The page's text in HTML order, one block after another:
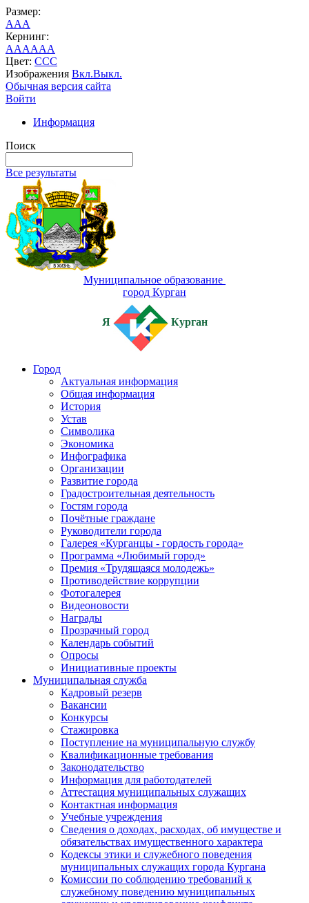
Размер:
AAA
Кернинг:
AAAAAA
Цвет: CCC
Изображения Вкл.Выкл.
Обычная версия сайта
Войти
Информация
Поиск
Все результаты
Муниципальное образование
город Курган
Я Курган
Город
Актуальная информация
Общая информация
История
Устав
Символика
Экономика
Инфографика
Организации
Развитие города
Градостроительная деятельность
Гостям города
Почётные граждане
Руководители города
Галерея «Курганцы - гордость города»
Программа «Любимый город»
Премия «Трудящаяся молодежь»
Противодействие коррупции
Фотогалерея
Видеоновости
Награды
Прозрачный город
Календарь событий
Опросы
Инициативные проекты
Муниципальная служба
Кадровый резерв
Вакансии
Конкурсы
Стажировка
Поступление на муниципальную службу
Квалификационные требования
Законодательство
Информация для работодателей
Аттестация муниципальных служащих
Контактная информация
Учебные учреждения
Сведения о доходах, расходах, об имуществе и
обязательствах имущественного характера
Кодексы этики и служебного поведения
муниципальных служащих города Кургана
Комиссии по соблюдению требований к
служебному поведению муниципальных